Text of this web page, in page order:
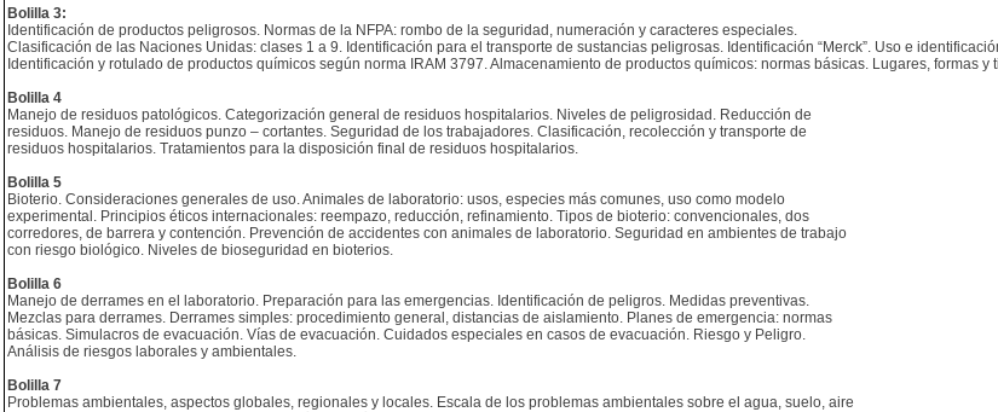
Bolilla 3:
Identificación de productos peligrosos. Normas de la NFPA: rombo de la seguridad, numeración y caracteres especiales.
Clasificación de las Naciones Unidas: clases 1 a 9. Identificación para el transporte de sustancias peligrosas. Identificación “Merck”. Uso e
Identificación y rotulado de productos químicos según norma IRAM 3797. Almacenamiento de productos químicos: normas básicas. Lugares, formas
Bolilla 4
Manejo de residuos patológicos. Categorización general de residuos hospitalarios. Niveles de peligrosidad. Reducción de
residuos. Manejo de residuos punzo – cortantes. Seguridad de los trabajadores. Clasificación, recolección y transporte de
residuos hospitalarios. Tratamientos para la disposición final de residuos hospitalarios.
Bolilla 5
Bioterio. Consideraciones generales de uso. Animales de laboratorio: usos, especies más comunes, uso como modelo
experimental. Principios éticos internacionales: reempazo, reducción, refinamiento. Tipos de bioterio: convencionales, dos
corredores, de barrera y contención. Prevención de accidentes con animales de laboratorio. Seguridad en ambientes de trabajo
con riesgo biológico. Niveles de bioseguridad en bioterios.
Bolilla 6
Manejo de derrames en el laboratorio. Preparación para las emergencias. Identificación de peligros. Medidas preventivas.
Mezclas para derrames. Derrames simples: procedimiento general, distancias de aislamiento. Planes de emergencia: normas
básicas. Simulacros de evacuación. Vías de evacuación. Cuidados especiales en casos de evacuación. Riesgo y Peligro.
Análisis de riesgos laborales y ambientales.
Bolilla 7
Problemas ambientales, aspectos globales, regionales y locales. Escala de los problemas ambientales sobre el agua, suelo, aire